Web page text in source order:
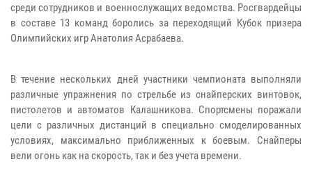
среди сотрудников и военнослужащих ведомства. Росгвардейцы
в составе 13 команд боролись за переходящий Кубок призера
Олимпийских игр Анатолия Асрабаева.
В течение нескольких дней участники чемпионата выполняли
различные упражнения по стрельбе из снайперских винтовок,
пистолетов и автоматов Калашникова. Спортсмены поражали
цели с различных дистанций в специально смоделированных
условиях, максимально приближенных к боевым. Снайперы
вели огонь как на скорость, так и без учета времени.